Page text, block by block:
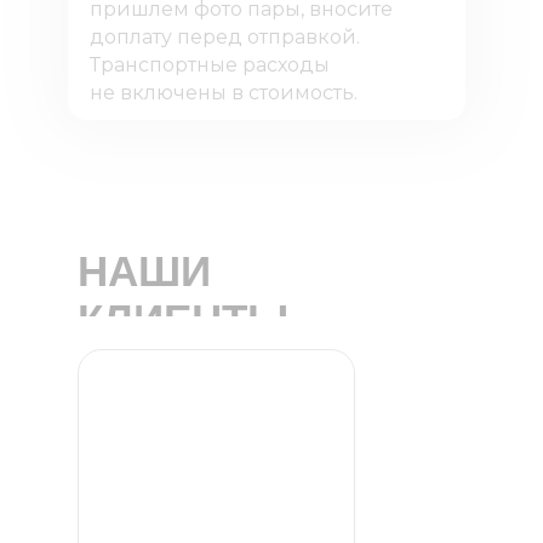
пришлем фото пары, вносите
доплату перед отправкой.
Транспортные расходы
не включены в стоимость.
НАШИ
КЛИЕНТЫ